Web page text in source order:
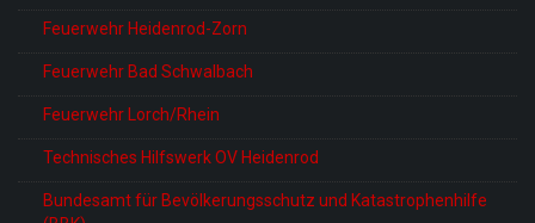
Feuerwehr Heidenrod-Zorn
Feuerwehr Bad Schwalbach
Feuerwehr Lorch/Rhein
Technisches Hilfswerk OV Heidenrod
Bundesamt für Bevölkerungsschutz und Katastrophenhilfe